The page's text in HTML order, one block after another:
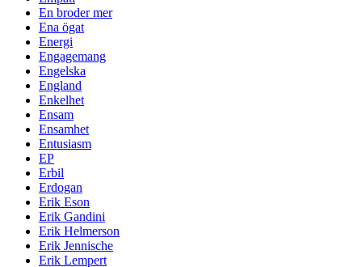
En broder mer
Ena ögat
Energi
Engagemang
Engelska
England
Enkelhet
Ensam
Ensamhet
Entusiasm
EP
Erbil
Erdogan
Erik Eson
Erik Gandini
Erik Helmerson
Erik Jennische
Erik Lempert